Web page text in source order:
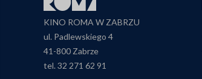
KINO ROMA W ZABRZU
ul. Padlewskiego 4
41-800 Zabrze
tel. 32 271 62 91